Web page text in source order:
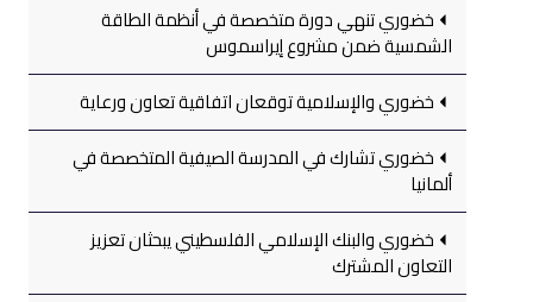
خضوري تنهي دورة متخصصة في أنظمة الطاقة
الشمسية ضمن مشروع إيراسموس
خضوري والإسلامية توقعان اتفاقية تعاون ورعاية
خضوري تشارك في المدرسة الصيفية المتخصصة في
ألمانيا
خضوري والبنك الإسلامي الفلسطيني يبحثان تعزيز
التعاون المشترك